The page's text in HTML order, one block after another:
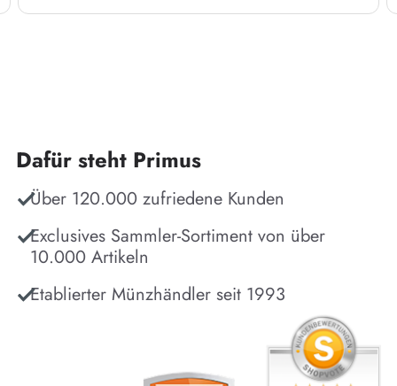
Dafür steht Primus
Über 120.000 zufriedene Kunden
Exclusives Sammler-Sortiment von über
10.000 Artikeln
Etablierter Münzhändler seit 1993